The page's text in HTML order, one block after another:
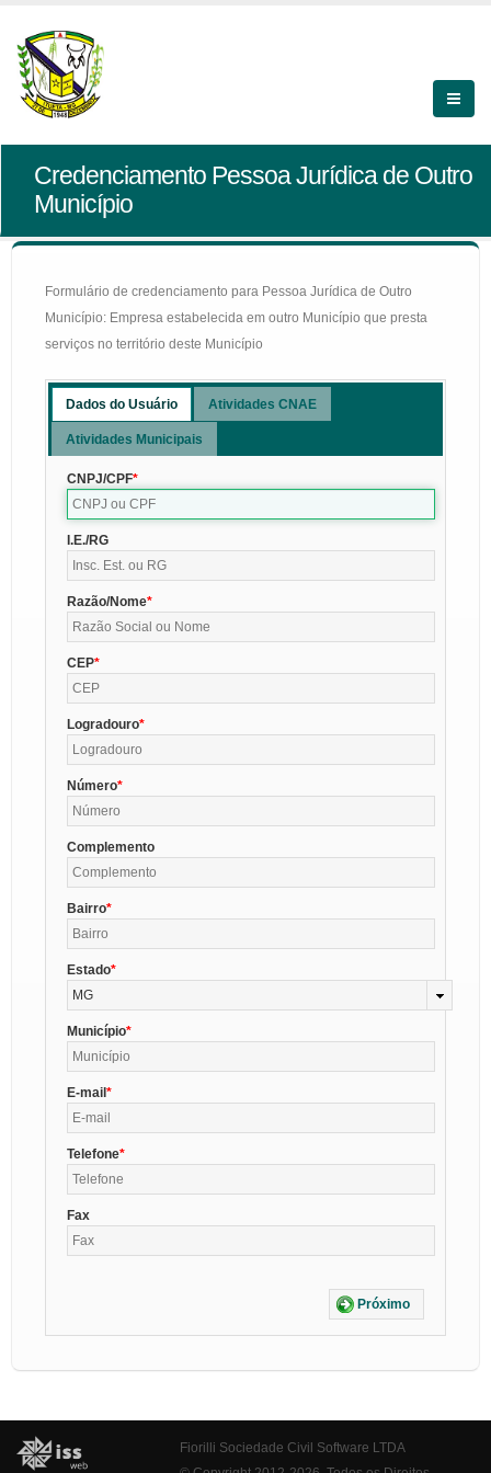
Credenciamento Pessoa Jurídica de Outro
Município
Formulário de credenciamento para Pessoa Jurídica de Outro
Município: Empresa estabelecida em outro Município que presta
serviços no território deste Município
Dados do Usuário Atividades CNAE
Atividades Municipais
CNPJ/CPF
I.E./RG
Razão/Nome
CEP
Logradouro
Número
Complemento
Bairro
Estado
MG
Município
E-mail
Telefone
Fax
Próximo
Fiorilli Sociedade Civil Software LTDA